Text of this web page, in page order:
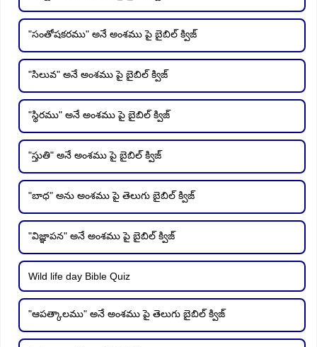
"సంతోషకరము" అనే అంశము పై బైబిల్ క్విజ్
"సిలువ" అనే అంశము పై బైబిల్ క్విజ్
"స్థిరము" అనే అంశము పై బైబిల్ క్విజ్
"స్తుతి" అనే అంశము పై బైబిల్ క్విజ్
"బాధ" అను అంశము పై తెలుగు బైబిల్ క్విజ్
"విజ్ఞాపన" అనే అంశము పై బైబిల్ క్విజ్
Wild life day Bible Quiz
"ఆపత్కాలము" అనే అంశము పై తెలుగు బైబిల్ క్విజ్